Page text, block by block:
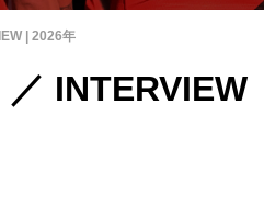
| 2026年
INTERVIEW